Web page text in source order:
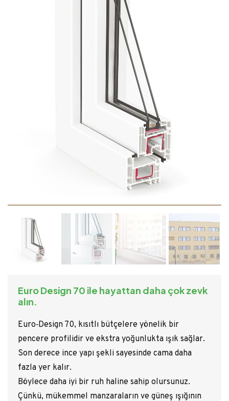
Euro Design 70 ile hayattan daha çok zevk
alın.
Euro‑Design 70, kısıtlı bütçelere yönelik bir
pencere profilidir ve ekstra yoğunlukta ışık sağlar.
Son derece ince yapı şekli sayesinde cama daha
fazla yer kalır.
Böylece daha iyi bir ruh haline sahip olursunuz.
Çünkü, mükemmel manzaraların ve güneş ışığının